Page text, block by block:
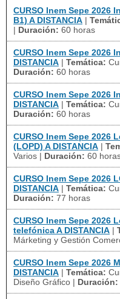
CURSO Inem Sepe 2026
B1) A DISTANCIA |
| Duración: 60 horas
CURSO Inem Sepe 2026
DISTANCIA | Temática:
Duración: 60 horas
CURSO Inem Sepe 2026
DISTANCIA | Temática:
Duración: 60 horas
CURSO Inem Sepe 2026
(LOPD) A DISTANCIA |
Varios | Duración: 60
CURSO Inem Sepe 2026
DISTANCIA | Temática:
Duración: 77 horas
CURSO Inem Sepe 2026
telefónica A DISTANCIA |
Márketing y Gestión
CURSO Inem Sepe 2026
DISTANCIA | Temática:
Diseño Gráfico | Duración: